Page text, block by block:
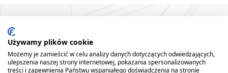
Używamy plików cookie
Możemy je zamieścić w celu analizy danych dotyczących odwiedzających,
ulepszenia naszej strony internetowej, pokazania spersonalizowanych
treści i zapewnienia Państwu wspaniałego doświadczenia na stronie